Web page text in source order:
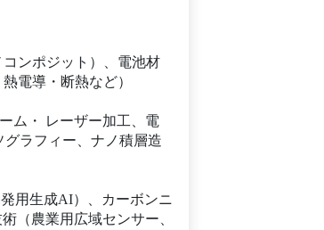
ンポジット）、電池材
電導・断熱など）
ム・ レーザー加工、電
ラフィー、ナノ積層造
用生成AI）、カーボンニ
（農業用広域センサー、